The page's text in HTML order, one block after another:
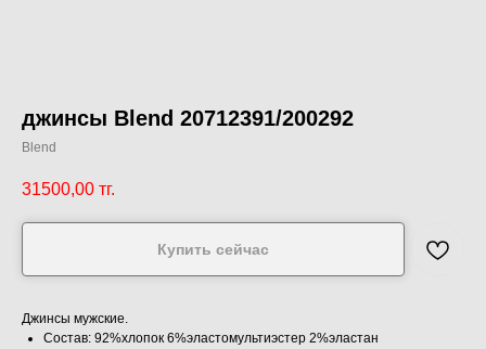
джинсы Blend 20712391/200292
Blend
31500,00 тг.
Купить сейчас
Джинсы мужские.
Состав: 92%хлопок 6%эластомультиэстер 2%эластан